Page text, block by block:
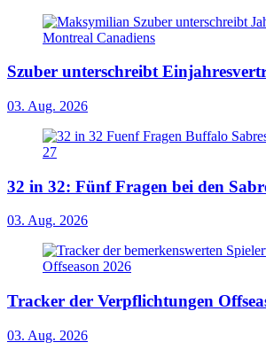
Szuber unterschreibt
03. Aug. 2026
32 in 32: Fünf Fragen bei den
03. Aug. 2026
Tracker der Verpflichtungen
03. Aug. 2026